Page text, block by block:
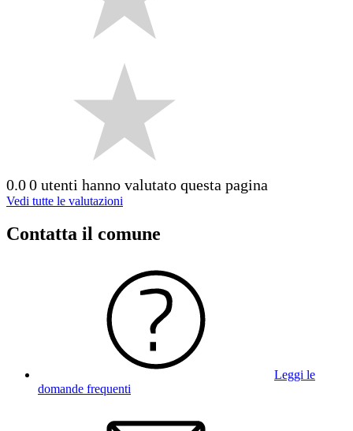
0.00 utenti hanno valutato questa pagina
Vedi tutte le valutazioni
Contatta il comune
Leggi le
domande frequenti